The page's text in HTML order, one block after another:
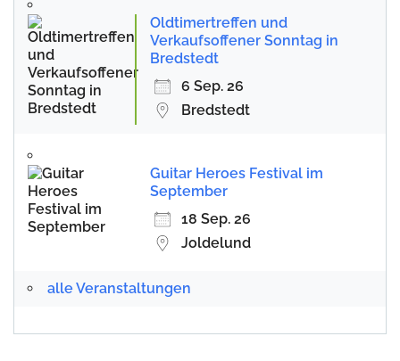
Oldtimertreffen und
Verkaufsoffener Sonntag in
Bredstedt
6 Sep. 26
Bredstedt
Guitar Heroes Festival im
September
18 Sep. 26
Joldelund
alle Veranstaltungen